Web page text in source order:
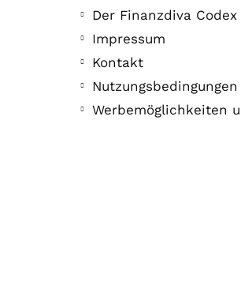
Der Finanzdiva Codex
Impressum
Kontakt
Nutzungsbedingungen
Werbemöglichkeiten